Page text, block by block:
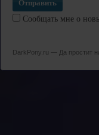
Сообщать мне о
DarkPony.ru — Да простит